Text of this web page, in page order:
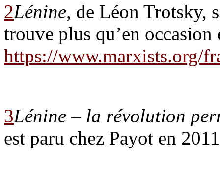
2Lénine, de Léon Trotsky,
trouve plus qu’en
https://www.marxists.org/
3Lénine – la révolution
est paru chez Payot en